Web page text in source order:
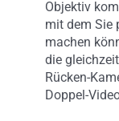
Objektiv
mit dem Sie
machen
die
Rücken-
Doppel-